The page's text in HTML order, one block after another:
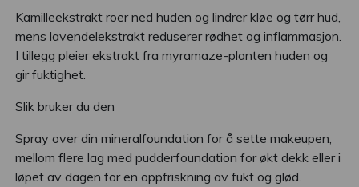
Kamilleekstrakt roer ned huden og lindrer kløe og tørr hud,
mens lavendelekstrakt reduserer rødhet og inflammasjon.
I tillegg pleier ekstrakt fra myramaze-planten huden og
gir fuktighet.
Slik bruker du den
Spray over din mineralfoundation for å sette makeupen,
mellom flere lag med pudderfoundation for økt dekk eller i
løpet av dagen for en oppfriskning av fukt og glød.